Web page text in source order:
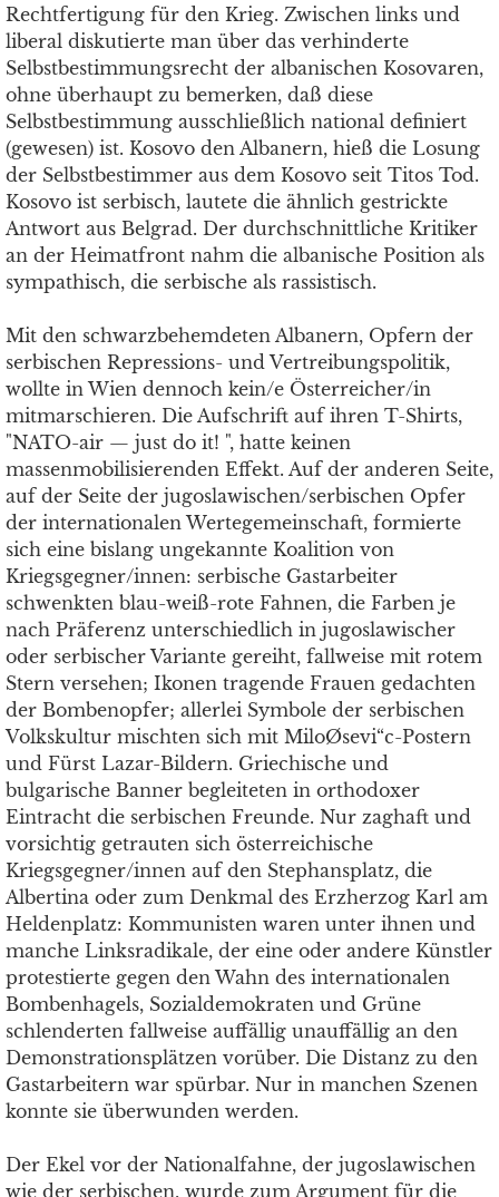
Rechtfertigung für den Krieg. Zwischen links und
liberal diskutierte man über das verhinderte
Selbstbestimmungsrecht der albanischen Kosovaren,
ohne überhaupt zu bemerken, daß diese
Selbstbestimmung ausschließlich national definiert
(gewesen) ist. Kosovo den Albanern, hieß die Losung
der Selbstbestimmer aus dem Kosovo seit Titos Tod.
Kosovo ist serbisch, lautete die ähnlich gestrickte
Antwort aus Belgrad. Der durchschnittliche Kritiker
an der Heimatfront nahm die albanische Position als
sympathisch, die serbische als rassistisch.
Mit den schwarzbehemdeten Albanern, Opfern der
serbischen Repressions- und Vertreibungspolitik,
wollte in Wien dennoch kein/e Österreicher/in
mitmarschieren. Die Aufschrift auf ihren T-Shirts,
"NATO-air — just do it! ", hatte keinen
massenmobilisierenden Effekt. Auf der anderen Seite,
auf der Seite der jugoslawischen/serbischen Opfer
der internationalen Wertegemeinschaft, formierte
sich eine bislang ungekannte Koalition von
Kriegsgegner/innen: serbische Gastarbeiter
schwenkten blau-weiß-rote Fahnen, die Farben je
nach Präferenz unterschiedlich in jugoslawischer
oder serbischer Variante gereiht, fallweise mit rotem
Stern versehen; Ikonen tragende Frauen gedachten
der Bombenopfer; allerlei Symbole der serbischen
Volkskultur mischten sich mit MiloØsevi“c-Postern
und Fürst Lazar-Bildern. Griechische und
bulgarische Banner begleiteten in orthodoxer
Eintracht die serbischen Freunde. Nur zaghaft und
vorsichtig getrauten sich österreichische
Kriegsgegner/innen auf den Stephansplatz, die
Albertina oder zum Denkmal des Erzherzog Karl am
Heldenplatz: Kommunisten waren unter ihnen und
manche Linksradikale, der eine oder andere Künstler
protestierte gegen den Wahn des internationalen
Bombenhagels, Sozialdemokraten und Grüne
schlenderten fallweise auffällig unauffällig an den
Demonstrationsplätzen vorüber. Die Distanz zu den
Gastarbeitern war spürbar. Nur in manchen Szenen
konnte sie überwunden werden.
Der Ekel vor der Nationalfahne, der jugoslawischen
wie der serbischen, wurde zum Argument für die